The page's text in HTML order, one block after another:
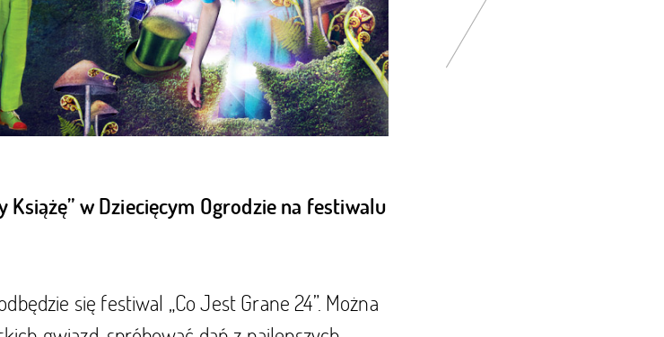
Książę” w Dziecięcym Ogrodzie na festiwalu
się festiwal „Co Jest Grane 24”. Można